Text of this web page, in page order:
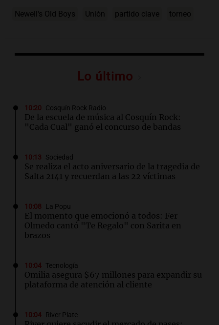
Newell's Old Boys Unión partido clave torneo
Lo último
10:20 Cosquín Rock Radio
De la escuela de música al Cosquín Rock:
"Cada Cual" ganó el concurso de bandas
10:13 Sociedad
Se realiza el acto aniversario de la tragedia de
Salta 2141 y recuerdan a las 22 víctimas
10:08 La Popu
El momento que emocionó a todos: Fer
Olmedo cantó "Te Regalo" con Sarita en
brazos
10:04 Tecnología
Omilia asegura $67 millones para expandir su
plataforma de atención al cliente
10:04 River Plate